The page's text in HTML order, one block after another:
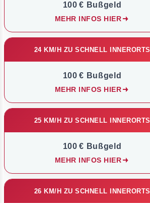
100 € Bußgeld
MEHR INFOS HIER
24 KM/H ZU SCHNELL INNERORTS
100 € Bußgeld
MEHR INFOS HIER
25 KM/H ZU SCHNELL INNERORTS
100 € Bußgeld
MEHR INFOS HIER
26 KM/H ZU SCHNELL INNERORTS